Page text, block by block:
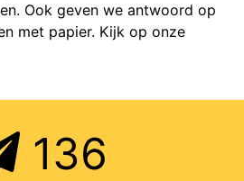
Ook geven we antwoord op
met papier. Kijk op onze
136